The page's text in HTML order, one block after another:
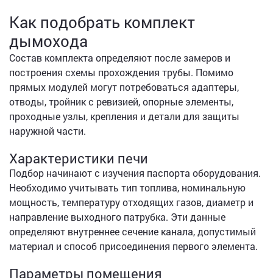
Как подобрать комплект
дымохода
Состав комплекта определяют после замеров и
построения схемы прохождения трубы. Помимо
прямых модулей могут потребоваться адаптеры,
отводы, тройник с ревизией, опорные элементы,
проходные узлы, крепления и детали для защиты
наружной части.
Характеристики печи
Подбор начинают с изучения паспорта оборудования.
Необходимо учитывать тип топлива, номинальную
мощность, температуру отходящих газов, диаметр и
направление выходного патрубка. Эти данные
определяют внутреннее сечение канала, допустимый
материал и способ присоединения первого элемента.
Параметры помещения